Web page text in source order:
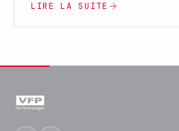
LIRE LA SUITE